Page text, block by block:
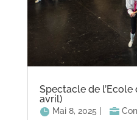
Spectacle de l’Ecole
avril)
Mai 8, 2025